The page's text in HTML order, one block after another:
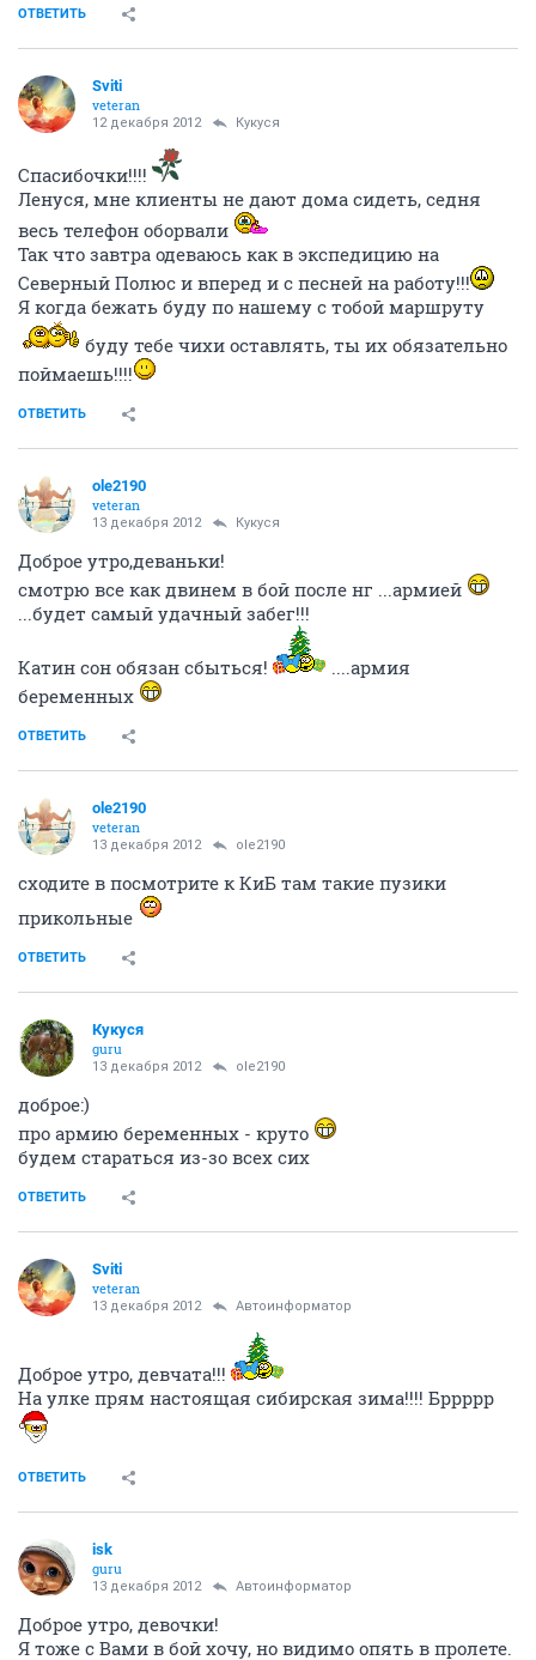
ОТВЕТИТЬ
Sviti
veteran
12 декабря 2012 Кукуся
Спасибочки!!!!
Ленуся, мне клиенты не дают дома сидеть, седня
весь телефон оборвали
Так что завтра одеваюсь как в экспедицию на
Северный Полюс и вперед и с песней на работу!!!
Я когда бежать буду по нашему с тобой маршруту
буду тебе чихи оставлять, ты их обязательно
поймаешь!!!!
ОТВЕТИТЬ
ole2190
veteran
13 декабря 2012 Кукуся
Доброе утро,деваньки!
смотрю все как двинем в бой после нг ...армией
...будет самый удачный забег!!!
Катин сон обязан сбыться!
....армия
беременных
ОТВЕТИТЬ
ole2190
veteran
13 декабря 2012 ole2190
сходите в посмотрите к КиБ там такие пузики
прикольные
ОТВЕТИТЬ
Кукуся
guru
13 декабря 2012 ole2190
доброе:)
про армию беременных - круто
будем стараться из-зо всех сих
ОТВЕТИТЬ
Sviti
veteran
13 декабря 2012 Автоинформатор
Доброе утро, девчата!!!
На улке прям настоящая сибирская зима!!!! Бррррр
ОТВЕТИТЬ
isk
guru
13 декабря 2012 Автоинформатор
Доброе утро, девочки!
Я тоже с Вами в бой хочу, но видимо опять в пролете.